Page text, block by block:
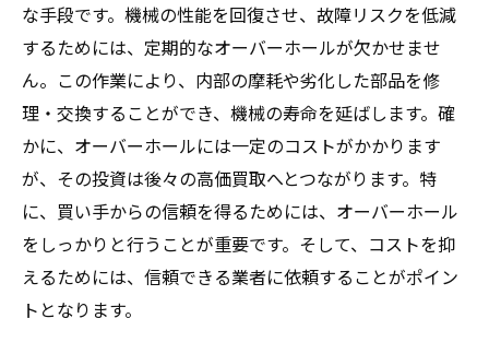
な手段です。機械の性能を回復させ、故障リスクを低減
するためには、定期的なオーバーホールが欠かせませ
ん。この作業により、内部の摩耗や劣化した部品を修
理・交換することができ、機械の寿命を延ばします。確
かに、オーバーホールには一定のコストがかかります
が、その投資は後々の高価買取へとつながります。特
に、買い手からの信頼を得るためには、オーバーホール
をしっかりと行うことが重要です。そして、コストを抑
えるためには、信頼できる業者に依頼することがポイン
トとなります。